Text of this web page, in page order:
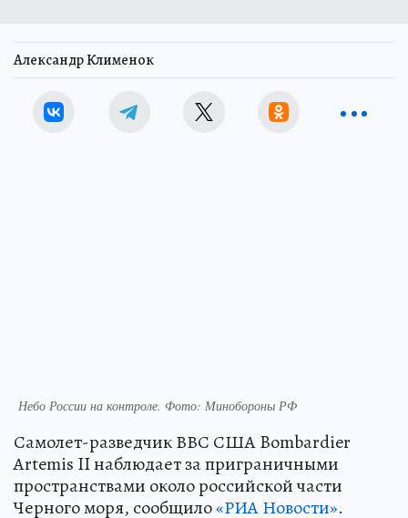
Александр Клименок
Небо России на контроле. Фото: Минобороны РФ
Самолет-разведчик ВВС США Bombardier
Artemis II наблюдает за приграничными
пространствами около российской части
Черного моря, сообщило«РИА Новости».